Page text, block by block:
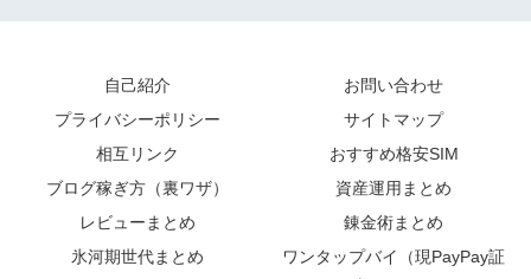
自己紹介
お問い合わせ
プライバシーポリシー
サイトマップ
相互リンク
おすすめ格安SIM
ブログ稼ぎ方（裏ワザ）
資産運用まとめ
レビューまとめ
錬金術まとめ
氷河期世代まとめ
ワンタップバイ（現PayPay証